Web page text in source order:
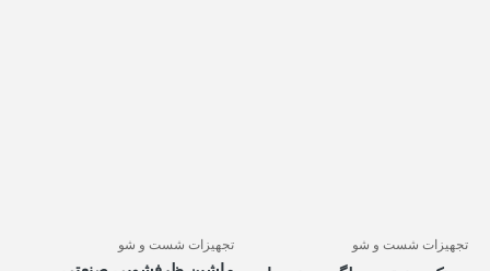
تجهیزات شست و شو تجهیزات شست و شو